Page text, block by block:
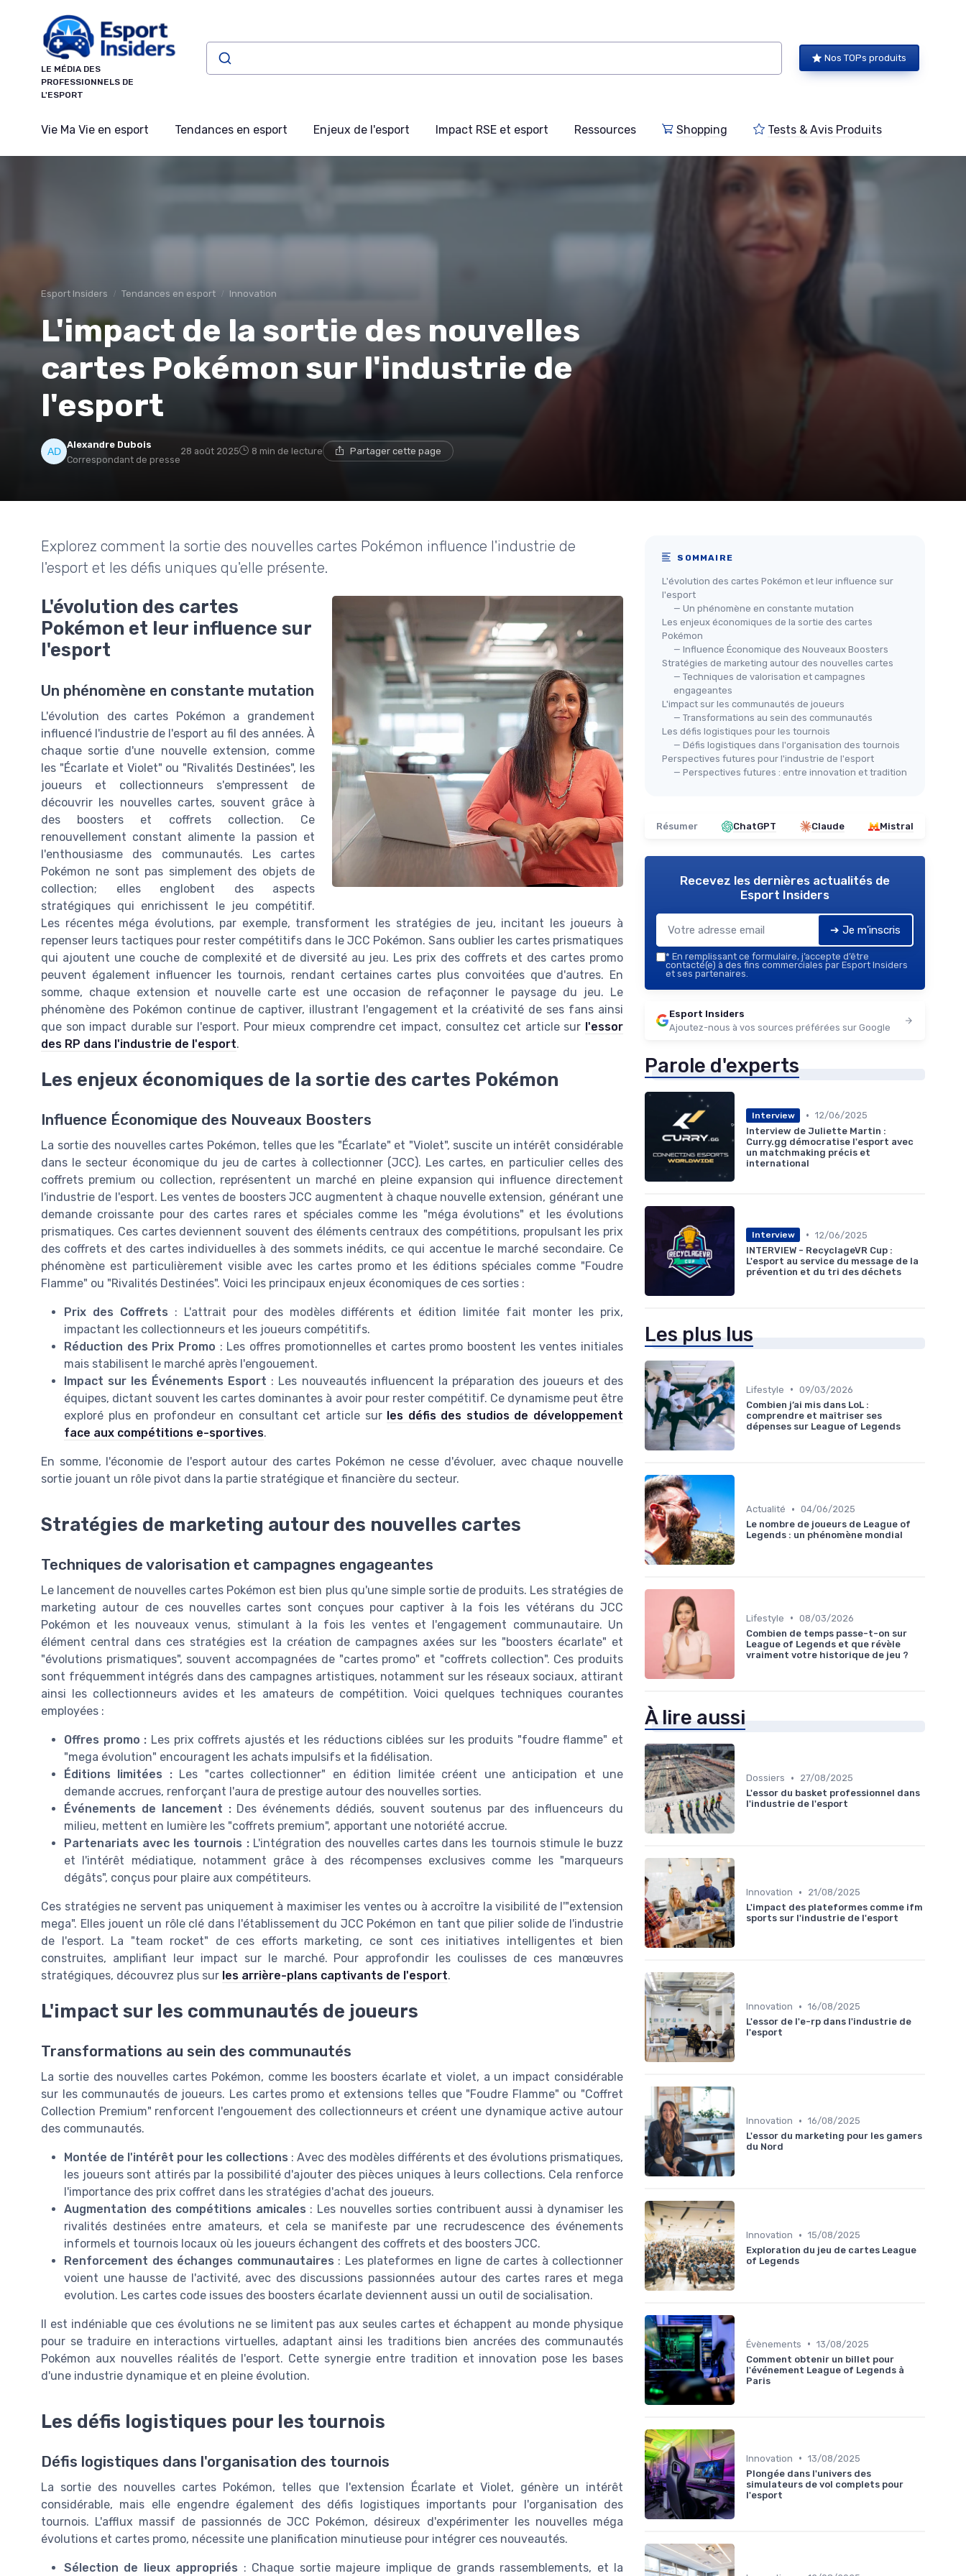
LE MÉDIA DES
PROFESSIONNELS DE
L'ESPORT
Nos TOPs produits
Vie Ma Vie en esport Tendances en esport Enjeux de l'esport Impact RSE et esport Ressources Shopping Tests & Avis Produits
Esport Insiders Tendances en esport Innovation
L'impact de la sortie des nouvelles
cartes Pokémon sur l'industrie de
l'esport
Alexandre Dubois
Correspondant de presse
28 août 2025 8 min de lecture Partager cette page
Explorez comment la sortie des nouvelles cartes Pokémon influence l'industrie de
l'esport et les défis uniques qu'elle présente.
L'évolution des cartes
Pokémon et leur influence sur
l'esport
Un phénomène en constante mutation
L'évolution des cartes Pokémon a grandement
influencé l'industrie de l'esport au fil des années. À
chaque sortie d'une nouvelle extension, comme
les "Écarlate et Violet" ou "Rivalités Destinées", les
joueurs et collectionneurs s'empressent de
découvrir les nouvelles cartes, souvent grâce à
des boosters et coffrets collection. Ce
renouvellement constant alimente la passion et
l'enthousiasme des communautés. Les cartes
Pokémon ne sont pas simplement des objets de
collection; elles englobent des aspects
stratégiques qui enrichissent le jeu compétitif.
Les récentes méga évolutions, par exemple, transforment les stratégies de jeu, incitant les joueurs à
repenser leurs tactiques pour rester compétitifs dans le JCC Pokémon. Sans oublier les cartes prismatiques
qui ajoutent une couche de complexité et de diversité au jeu. Les prix des coffrets et des cartes promo
peuvent également influencer les tournois, rendant certaines cartes plus convoitées que d'autres. En
somme, chaque extension et nouvelle carte est une occasion de refaçonner le paysage du jeu. Le
phénomène des Pokémon continue de captiver, illustrant l'engagement et la créativité de ses fans ainsi
que son impact durable sur l'esport. Pour mieux comprendre cet impact, consultez cet article sur l'essor
des RP dans l'industrie de l'esport.
Les enjeux économiques de la sortie des cartes Pokémon
Influence Économique des Nouveaux Boosters
La sortie des nouvelles cartes Pokémon, telles que les "Écarlate" et "Violet", suscite un intérêt considérable
dans le secteur économique du jeu de cartes à collectionner (JCC). Les cartes, en particulier celles des
coffrets premium ou collection, représentent un marché en pleine expansion qui influence directement
l'industrie de l'esport. Les ventes de boosters JCC augmentent à chaque nouvelle extension, générant une
demande croissante pour des cartes rares et spéciales comme les "méga évolutions" et les évolutions
prismatiques. Ces cartes deviennent souvent des éléments centraux des compétitions, propulsant les prix
des coffrets et des cartes individuelles à des sommets inédits, ce qui accentue le marché secondaire. Ce
phénomène est particulièrement visible avec les cartes promo et les éditions spéciales comme "Foudre
Flamme" ou "Rivalités Destinées". Voici les principaux enjeux économiques de ces sorties :
Prix des Coffrets : L'attrait pour des modèles différents et édition limitée fait monter les prix,
impactant les collectionneurs et les joueurs compétitifs.
Réduction des Prix Promo : Les offres promotionnelles et cartes promo boostent les ventes initiales
mais stabilisent le marché après l'engouement.
Impact sur les Événements Esport : Les nouveautés influencent la préparation des joueurs et des
équipes, dictant souvent les cartes dominantes à avoir pour rester compétitif. Ce dynamisme peut être
exploré plus en profondeur en consultant cet article sur les défis des studios de développement
face aux compétitions e-sportives.
En somme, l'économie de l'esport autour des cartes Pokémon ne cesse d'évoluer, avec chaque nouvelle
sortie jouant un rôle pivot dans la partie stratégique et financière du secteur.
Stratégies de marketing autour des nouvelles cartes
Techniques de valorisation et campagnes engageantes
Le lancement de nouvelles cartes Pokémon est bien plus qu'une simple sortie de produits. Les stratégies de
marketing autour de ces nouvelles cartes sont conçues pour captiver à la fois les vétérans du JCC
Pokémon et les nouveaux venus, stimulant à la fois les ventes et l'engagement communautaire. Un
élément central dans ces stratégies est la création de campagnes axées sur les "boosters écarlate" et
"évolutions prismatiques", souvent accompagnées de "cartes promo" et "coffrets collection". Ces produits
sont fréquemment intégrés dans des campagnes artistiques, notamment sur les réseaux sociaux, attirant
ainsi les collectionneurs avides et les amateurs de compétition. Voici quelques techniques courantes
employées :
Offres promo : Les prix coffrets ajustés et les réductions ciblées sur les produits "foudre flamme" et
"mega évolution" encouragent les achats impulsifs et la fidélisation.
Éditions limitées :Les "cartes collectionner" en édition limitée créent une anticipation et une
demande accrues, renforçant l'aura de prestige autour des nouvelles sorties.
Événements de lancement :Des événements dédiés, souvent soutenus par des influenceurs du
milieu, mettent en lumière les "coffrets premium", apportant une notoriété accrue.
Partenariats avec les tournois :L'intégration des nouvelles cartes dans les tournois stimule le buzz
et l'intérêt médiatique, notamment grâce à des récompenses exclusives comme les "marqueurs
dégâts", conçus pour plaire aux compétiteurs.
Ces stratégies ne servent pas uniquement à maximiser les ventes ou à accroître la visibilité de l'"extension
mega". Elles jouent un rôle clé dans l'établissement du JCC Pokémon en tant que pilier solide de l'industrie
de l'esport. La "team rocket" de ces efforts marketing, ce sont ces initiatives intelligentes et bien
construites, amplifiant leur impact sur le marché. Pour approfondir les coulisses de ces manœuvres
stratégiques, découvrez plus sur les arrière-plans captivants de l'esport.
L'impact sur les communautés de joueurs
Transformations au sein des communautés
La sortie des nouvelles cartes Pokémon, comme les boosters écarlate et violet, a un impact considérable
sur les communautés de joueurs. Les cartes promo et extensions telles que "Foudre Flamme" ou "Coffret
Collection Premium" renforcent l'engouement des collectionneurs et créent une dynamique active autour
des communautés.
Montée de l'intérêt pour les collections : Avec des modèles différents et des évolutions prismatiques,
les joueurs sont attirés par la possibilité d'ajouter des pièces uniques à leurs collections. Cela renforce
l'importance des prix coffret dans les stratégies d'achat des joueurs.
Augmentation des compétitions amicales : Les nouvelles sorties contribuent aussi à dynamiser les
rivalités destinées entre amateurs, et cela se manifeste par une recrudescence des événements
informels et tournois locaux où les joueurs échangent des coffrets et des boosters JCC.
Renforcement des échanges communautaires : Les plateformes en ligne de cartes à collectionner
voient une hausse de l'activité, avec des discussions passionnées autour des cartes rares et mega
evolution. Les cartes code issues des boosters écarlate deviennent aussi un outil de socialisation.
Il est indéniable que ces évolutions ne se limitent pas aux seules cartes et échappent au monde physique
pour se traduire en interactions virtuelles, adaptant ainsi les traditions bien ancrées des communautés
Pokémon aux nouvelles réalités de l'esport. Cette synergie entre tradition et innovation pose les bases
d'une industrie dynamique et en pleine évolution.
Les défis logistiques pour les tournois
Défis logistiques dans l'organisation des tournois
La sortie des nouvelles cartes Pokémon, telles que l'extension Écarlate et Violet, génère un intérêt
considérable, mais elle engendre également des défis logistiques importants pour l'organisation des
tournois. L'afflux massif de passionnés de JCC Pokémon, désireux d'expérimenter les nouvelles méga
évolutions et cartes promo, nécessite une planification minutieuse pour intégrer ces nouveautés.
Sélection de lieux appropriés : Chaque sortie majeure implique de grands rassemblements, et la
SOMMAIRE
L'évolution des cartes Pokémon et leur influence sur
l'esport
— Un phénomène en constante mutation
Les enjeux économiques de la sortie des cartes
Pokémon
— Influence Économique des Nouveaux Boosters
Stratégies de marketing autour des nouvelles cartes
— Techniques de valorisation et campagnes
engageantes
L'impact sur les communautés de joueurs
— Transformations au sein des communautés
Les défis logistiques pour les tournois
— Défis logistiques dans l'organisation des tournois
Perspectives futures pour l'industrie de l'esport
— Perspectives futures : entre innovation et tradition
Résumer ChatGPT Claude Mistral
Recevez les dernières actualités de
Esport Insiders
➔ Je m'inscris
* En remplissant ce formulaire, j’accepte d’être
contacté(e) à des fins commerciales par Esport Insiders
et ses partenaires.
Esport Insiders
Ajoutez-nous à vos sources préférées sur Google
Parole d'experts
Interview • 12/06/2025
Interview de Juliette Martin :
Curry.gg démocratise l'esport avec
un matchmaking précis et
international
Interview • 12/06/2025
INTERVIEW - RecyclageVR Cup :
L'esport au service du message de la
prévention et du tri des déchets
Les plus lus
Lifestyle • 09/03/2026
Combien j’ai mis dans LoL :
comprendre et maîtriser ses
dépenses sur League of Legends
Actualité • 04/06/2025
Le nombre de joueurs de League of
Legends : un phénomène mondial
Lifestyle • 08/03/2026
Combien de temps passe-t-on sur
League of Legends et que révèle
vraiment votre historique de jeu ?
À lire aussi
Dossiers •
27/08/2025
L'essor du basket professionnel dans
l'industrie de l'esport
Innovation •
21/08/2025
L'impact des plateformes comme ifm
sports sur l'industrie de l'esport
Innovation • 16/08/2025
L'essor de l'e-rp dans l'industrie de
l'esport
Innovation • 16/08/2025
L'essor du marketing pour les gamers
du Nord
Innovation • 15/08/2025
Exploration du jeu de cartes League
of Legends
Évènements • 13/08/2025
Comment obtenir un billet pour
l'événement League of Legends à
Paris
Innovation • 13/08/2025
Plongée dans l'univers des
simulateurs de vol complets pour
l'esport